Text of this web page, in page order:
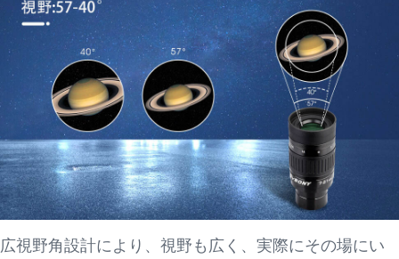
広視野角設計により、視野も広く、実際にその場にい